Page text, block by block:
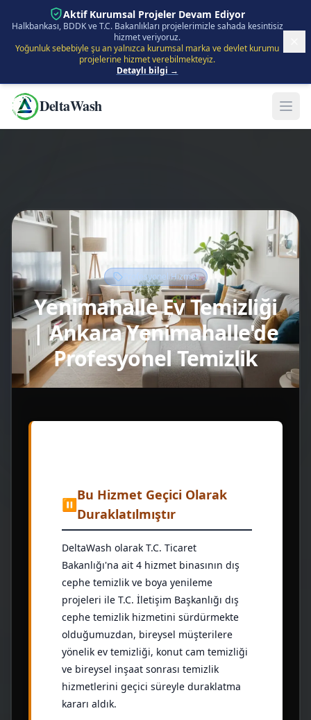
İçeriğe Atla Aktif Kurumsal Projeler Devam Ediyor
Halkbankası, BDDK ve T.C. Bakanlıkları projelerimizle sahada kesintisiz
hizmet veriyoruz.
Yoğunluk sebebiyle şu an yalnızca kurumsal marka ve devlet kurumu
projelerine hizmet verebilmekteyiz.
Detaylı bilgi →
DeltaWash
Profesyonel Hizmet
Yenimahalle Ev Temizliği
| Ankara Yenimahalle'de
Profesyonel Temizlik
⏸
Bu Hizmet Geçici Olarak
Duraklatılmıştır
DeltaWash olarak T.C. Ticaret
Bakanlığı'na ait 4 hizmet binasının dış
cephe temizlik ve boya yenileme
projeleri ile T.C. İletişim Başkanlığı dış
cephe temizlik hizmetini sürdürmekte
olduğumuzdan, bireysel müşterilere
yönelik ev temizliği, konut cam temizliği
ve bireysel inşaat sonrası temizlik
hizmetlerini geçici süreyle duraklatma
kararı aldık.